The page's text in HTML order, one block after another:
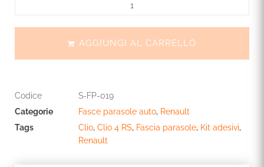
AGGIUNGI AL CARRELLO
Codice
S-FP-019
Categorie
Fasce parasole auto, Renault
Tags
Clio, Clio 4 RS, Fascia parasole, Kit adesivi,
Renault